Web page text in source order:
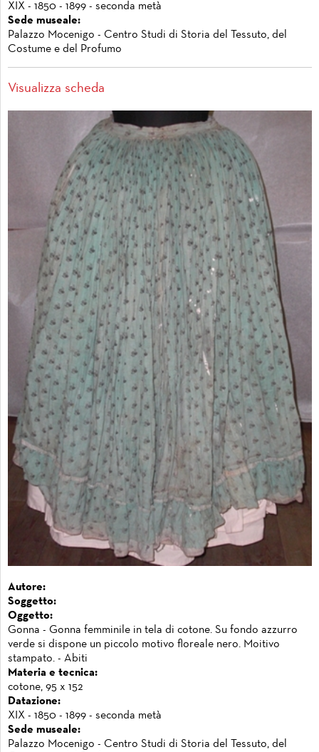
XIX - 1850 - 1899 - seconda metà
Sede museale:
Palazzo Mocenigo - Centro Studi di Storia del Tessuto, del
Costume e del Profumo
Visualizza scheda
Autore:
Soggetto:
Oggetto:
Gonna - Gonna femminile in tela di cotone. Su fondo azzurro
verde si dispone un piccolo motivo floreale nero. Moitivo
stampato. - Abiti
Materia e tecnica:
cotone, 95 x 152
Datazione:
XIX - 1850 - 1899 - seconda metà
Sede museale:
Palazzo Mocenigo - Centro Studi di Storia del Tessuto, del